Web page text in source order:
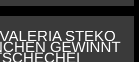
STEKO
GEWINNT